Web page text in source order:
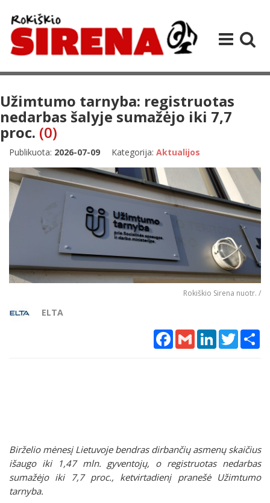
Užimtumo tarnyba: registruotas
nedarbas šalyje sumažėjo iki 7,7
proc. (0)
Publikuota: 2026-07-09 Kategorija: Aktualijos
Rokiškio Sirena nuotr. /
ELTA
Facebook
Gmail LinkedInTwitter
Birželio mėnesį Lietuvoje bendras dirbančių asmenų skaičius
išaugo iki 1,47 mln. gyventojų, o registruotas nedarbas
sumažėjo iki 7,7 proc., ketvirtadienį pranešė Užimtumo
tarnyba.